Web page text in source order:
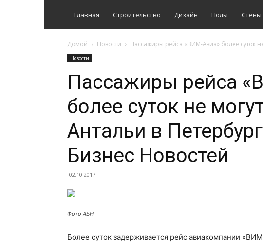
Главная Строительство Дизайн Полы Стены
Домой Новости Пассажиры рейса «ВИМ-Авиа» более суток
Новости
Пассажиры рейса
более суток не
Антальи в
Бизнес Новостей
02.10.2017
Фото АБН
Более суток задерживается рейс авиакомпании